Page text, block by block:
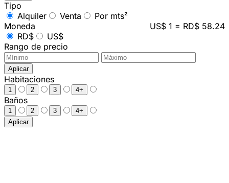
Tipo
Alquiler
Venta
Por mts²
Moneda
US$ 1 = RD$ 58.24
RD$
US$
Rango de precio
Aplicar
Habitaciones
1 2 3 4+
Baños
1 2 3
4+
Aplicar